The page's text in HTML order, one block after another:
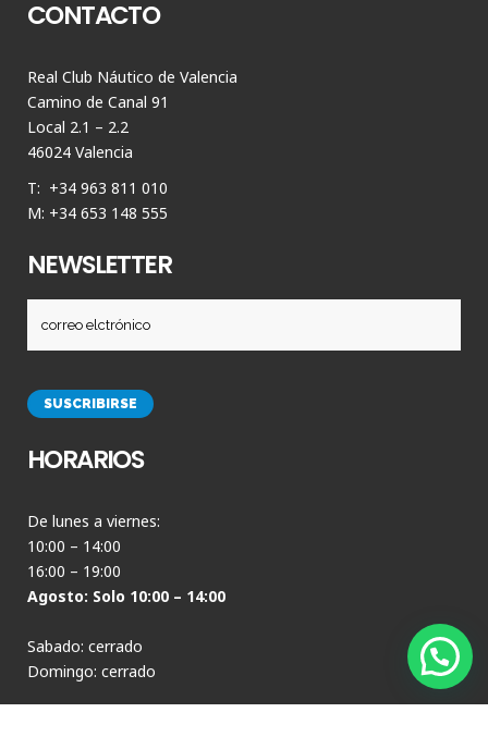
CONTACTO
Real Club Náutico de Valencia
Camino de Canal 91
Local 2.1 – 2.2
46024 Valencia
T: +34 963 811 010
M: +34 653 148 555
NEWSLETTER
HORARIOS
De lunes a viernes:
10:00 – 14:00
16:00 – 19:00
Agosto: Solo 10:00 – 14:00
Sabado: cerrado
Domingo: cerrado